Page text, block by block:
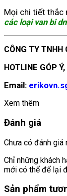
Mọi chi tiết thắc
các loại van bi
CÔNG TY TNHH
HOTLINE GÓP
Email:
Xem thêm
Đánh giá
Chưa có đánh giá
Chỉ những khách
mới có thể để lại
Sản phẩm